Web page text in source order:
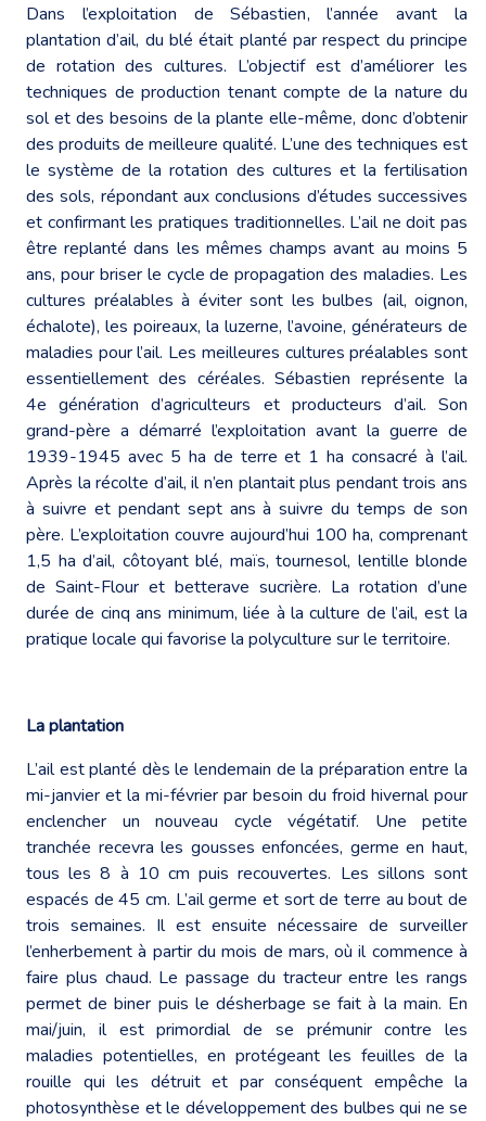
Dans l’exploitation de Sébastien, l’année avant la
plantation d’ail, du blé était planté par respect du principe
de rotation des cultures. L’objectif est d’améliorer les
techniques de production tenant compte de la nature du
sol et des besoins de la plante elle-même, donc d’obtenir
des produits de meilleure qualité. L’une des techniques est
le système de la rotation des cultures et la fertilisation
des sols, répondant aux conclusions d’études successives
et confirmant les pratiques traditionnelles. L’ail ne doit pas
être replanté dans les mêmes champs avant au moins 5
ans, pour briser le cycle de propagation des maladies. Les
cultures préalables à éviter sont les bulbes (ail, oignon,
échalote), les poireaux, la luzerne, l’avoine, générateurs de
maladies pour l’ail. Les meilleures cultures préalables sont
essentiellement des céréales. Sébastien représente la
4e génération d’agriculteurs et producteurs d’ail. Son
grand-père a démarré l’exploitation avant la guerre de
1939-1945 avec 5 ha de terre et 1 ha consacré à l’ail.
Après la récolte d’ail, il n’en plantait plus pendant trois ans
à suivre et pendant sept ans à suivre du temps de son
père. L’exploitation couvre aujourd’hui 100 ha, comprenant
1,5 ha d’ail, côtoyant blé, maïs, tournesol, lentille blonde
de Saint-Flour et betterave sucrière. La rotation d’une
durée de cinq ans minimum, liée à la culture de l’ail, est la
pratique locale qui favorise la polyculture sur le territoire.
La plantation
L’ail est planté dès le lendemain de la préparation entre la
mi-janvier et la mi-février par besoin du froid hivernal pour
enclencher un nouveau cycle végétatif. Une petite
tranchée recevra les gousses enfoncées, germe en haut,
tous les 8 à 10 cm puis recouvertes. Les sillons sont
espacés de 45 cm. L’ail germe et sort de terre au bout de
trois semaines. Il est ensuite nécessaire de surveiller
l’enherbement à partir du mois de mars, où il commence à
faire plus chaud. Le passage du tracteur entre les rangs
permet de biner puis le désherbage se fait à la main. En
mai/juin, il est primordial de se prémunir contre les
maladies potentielles, en protégeant les feuilles de la
rouille qui les détruit et par conséquent empêche la
photosynthèse et le développement des bulbes qui ne se